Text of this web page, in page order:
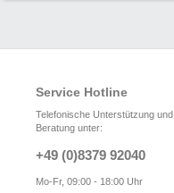
Service Hotline
Telefonische Unterstützung und
Beratung unter:
+49 (0)8379 92040
Mo-Fr, 09:00 - 18:00 Uhr